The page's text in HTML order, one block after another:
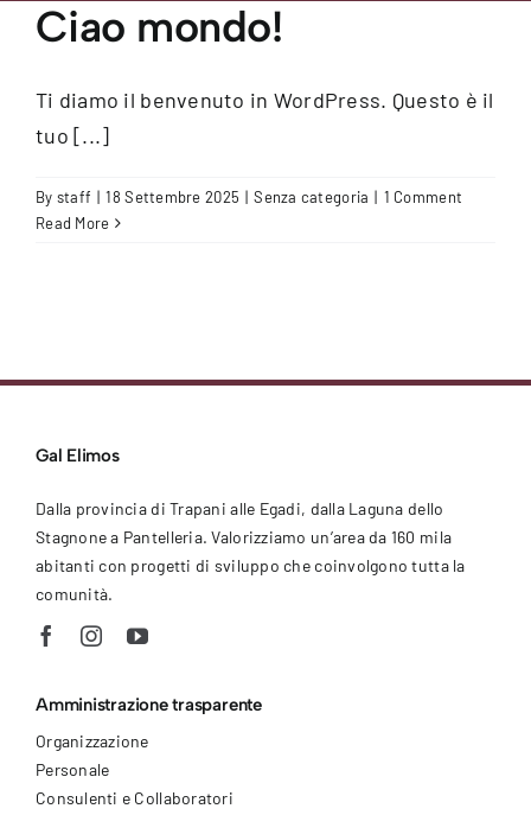
Ciao mondo!
Ti diamo il benvenuto in WordPress. Questo è il
tuo [...]
By staff | 18 Settembre 2025 | Senza categoria | 1 Comment
Read More
Gal Elimos
Dalla provincia di Trapani alle Egadi, dalla Laguna dello
Stagnone a Pantelleria. Valorizziamo un’area da 160 mila
abitanti con progetti di sviluppo che coinvolgono tutta la
comunità.
Amministrazione trasparente
Organizzazione
Personale
Consulenti e Collaboratori